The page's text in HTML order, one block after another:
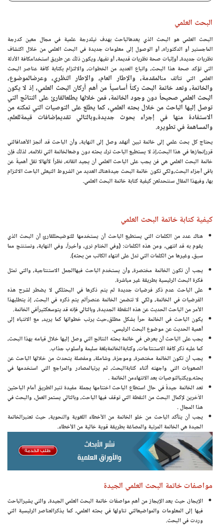
البحث العلمي
البحث العلمي هو البحث الذي يعدهالباحث بهدف نيلدرجة علمية في مجال معين كدرجة
الماجستير أو الدكتوراه، أو الوصول إلى معلومات جديدة في البحث العلمي من خلال اكتشاف
نظريات جديدة، أوإثبات صحة نظريات قديمة، أو نفيها، ويكون ذلك عن طريق استخدامكافة الأدلة
التي تؤكد صحة هذا البحث، واتباع العديد من الخطوات، والالتزام بكتابة كافة عناصر البحث
العلمي التي تتألف منالمقدمة، والإطار العام، والإطار النظري، وعرضالموضوع،
والخاتمة، وتعد خاتمة البحث ركناً أساسياً من أهم أركان البحث العلمي، إذ لا يكون
البحث العلمي صحيحاً دون وجود الخاتمة، فمن خلالها يطلعالقارئ على النتائج التي
توصل إليها الباحث من خلال بحثه العلمي، كما يطلع على التوصيات التي تمكنه من
الاستفادة منها في إجراء بحوث جديدة،وبالتالي تقديمإضافات قيمةللعلم،
والمساهمة في تطويره.
يحتاج كل بحث علمي إلى خاتمة تبين أنهقد وصل إلى النهاية، وأن الباحث قد أنجز الأهدافالتي
قررإنجازها في هذا البحث،إذ لا يستطيع الباحث ترك بحثه دون وضعالخاتمة التي تلائمه، لذلك فإن
خاتمة البحث العلمي هي فن يجب على الباحث العلمي أن يجيد اتقانه، نظراً لأنهالا تقل أهميةً عن
باقي أجزاء البحث،ولكي تكون خاتمة البحث جيدةهناك العديد من الشروط التيعلى الباحث الالتزام
بها، وفيهذا المقال سنتحدثعن كيفية كتابة خاتمة البحث العلمي.
كيفية كتابة خاتمة البحث العلمي
هناك عدد من الكلمات التي يستطيع الباحث أن يستخدمها للتوضيحللقارئ أن البحث الذي
يقوم به قد انتهى، ومن هذه الكلمات: (وفي الختام نرى، وأخيراً، وفي النهاية، ونستنتج مما
سبق، وغيرها من الكلمات التي تدل على انتهاء الكاتب من بحثه).
يجب أن تكون الخاتمة مختصرة، وأن يستخدم الباحث فيهاالجمل الاستنتاجية، والتي تمثل
فكرة البحث الرئيسية بطريقة غير مباشرة.
على الباحث عدم ذكر فرضيات جديدة لم يتم ذكرها في البحثلكي لا يضطر لشرح هذه
الفرضيات في الخاتمة، ولكي لا تتضمن الخاتمة عنصراًلم يتم ذكره في البحث، إذ يتطلبهذا
الأمر من الباحث الحديث عن هذه النقطة الجديدة، وبالتالي فإنه قد يتوسعكثيراًفي الخاتمة.
يكون الباحث في الخاتمة حراً بشكل مطلق،حيث يرتب خطواتها كما يريد، مع الانتباه إلى
أهمية الحديث عن موضوع البحث الرئيسي.
يجب على الباحث أن يعرض في خاتمة بحثه النتائج التي وصل إليها خلال قيامه بهذا البحث،
كما عليه ذكر كافة الاستنتاجات، وكتابةالخاتمةبلغة سليمة وأسلوب جذاب.
يجب أن تكون الخاتمة مختصرة، وموجزة، وشاملة، ومفصلة يتحدث من خلالها الباحث عن
الصعوبات التي واجهته أثناء كتابةالبحث، ثم يرتبالمصادر والمراجع التي استخدمها في
بحثه،ويكتبالتوصيات بعد الانتهاءمن الخاتمة .
تعد الخاتمة جيدةً في حال استطاع الباحث اختتامها بجملة مفيدة تنير الطريق أمام الباحثين
الآخرين لإكمال البحث من النقطة التي توقف فيها الباحث، وبالتالي يستمر العمل، والبحث في
هذا المجال .
يجب أن يتأكد الباحث من خلو الخاتمة من الأخطاء اللغوية والنحوية، حيث تعتبرالخاتمة
الجيدة هي الخاتمة المرتبة والمصاغة بطريقة قوية خالية من الأخطاء.
مواصفات خاتمة البحث العلمي الجيدة
الإيجاز، حيث يعد الإيجاز من أهم مواصفات خاتمة البحث العلمي الجيدة، والتي يشيرالباحث
فيها إلى المعلومات والمواضيعالتي تناولها في بحثه العلمي، كما يذكرالعناصر الرئيسية التي
وردت في البحث.